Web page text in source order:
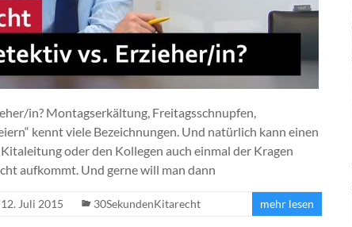
in? Montagserkältung, Freitagsschnupfen,
kennt viele Bezeichnungen. Und natürlich kann einen
oder den Kollegen auch einmal der Kragen
aufkommt. Und gerne will man dann
12. Juli 2015 30SekundenKitarecht mehr lesen